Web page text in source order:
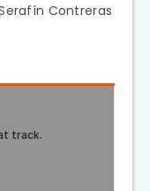
Contreras